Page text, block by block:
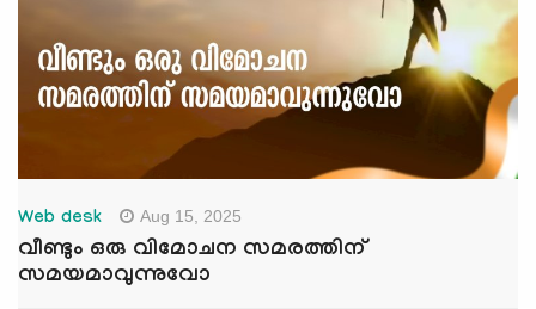
Web desk Aug 15, 2025
വീണ്ടും ഒരു വിമോചന സമരത്തിന്
സമയമാവുന്നുവോ